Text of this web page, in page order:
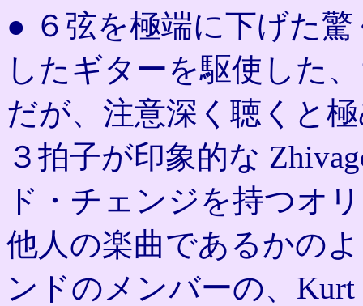
● ６弦を極端に下げた
したギターを駆使した
だが、注意深く聴くと
３拍子が印象的な
ド・チェンジを持つオ
他人の楽曲であるかの
ンドのメンバーの、